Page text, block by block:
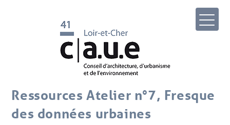
Ressources Atelier n°7, Fresque
des données urbaines